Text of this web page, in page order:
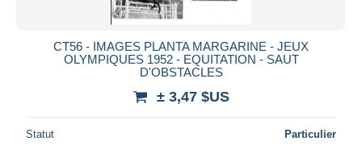
CT56 - IMAGES PLANTA MARGARINE - JEUX
OLYMPIQUES 1952 - EQUITATION - SAUT
D'OBSTACLES
± 3,47 $US
Statut Particulier